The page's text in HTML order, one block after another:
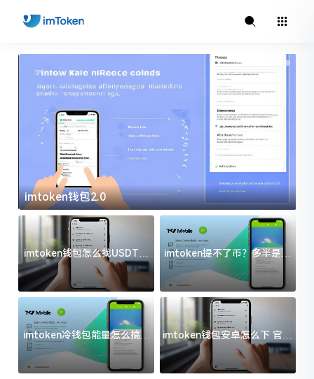
imtoken钱包2.0
imtoken钱包怎么找USDT地
址？三步搞定不踩坑
imtoken提不了币？多半是这
几件事没处理好
imtoken冷钱包能量怎么搞？
过来人告诉你门道
imtoken钱包安卓怎么下 官方
渠道避坑指南